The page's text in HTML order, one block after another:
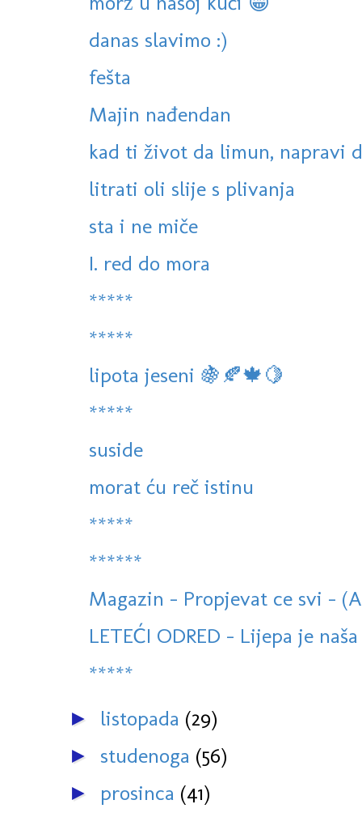
danas slavimo :)
fešta
Majin nađendan
kad ti život da limun, napravi
litrati oli slije s plivanja
sta i ne miče
I. red do mora
*****
*****
lipota jeseni 🍇🍂🍁🍋
*****
suside
morat ću reč istinu
*****
******
Magazin - Propjevat ce svi -
LETEĆI ODRED - Lijepa je
*****
► listopada (29)
► studenoga (56)
► prosinca (41)